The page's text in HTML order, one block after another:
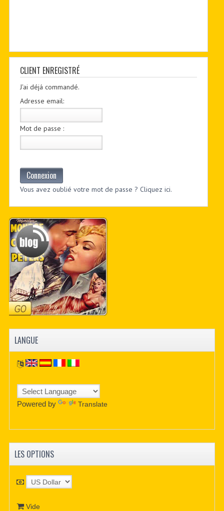
CLIENT ENREGISTRÉ
J'ai déjá commandé.
Adresse email:
Mot de passe :
Connexion
Vous avez oublié votre mot de passe ? Cliquez ici.
LANGUE
Powered by Translate
LES OPTIONS
Vide